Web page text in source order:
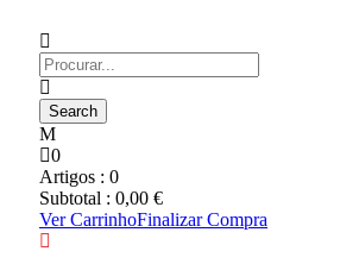
0
Artigos : 0
Subtotal : 0,00 €
Ver CarrinhoFinalizar Compra